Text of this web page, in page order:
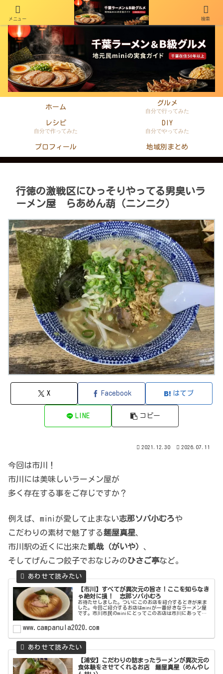
千葉在住50年以上のminiがラーメン・町中華・B級グルメを本音レビュー
ホーム
グルメ
自分で行ってみた
レシピ
自分で作ってみた
DIY
自分でやってみた
プロフィール 地域別まとめ
行徳の激戦区にひっそりやってる男臭いラ
ーメン屋 らあめん葫（ニンニク）
X Facebook はてブ
LINE コピー
2021.12.30 2026.07.11
今回は市川！
市川には美味しいラーメン屋が
多く存在する事をご存じですか？
例えば、miniが愛して止まない志那ソバ小むろや
こだわりの素材で魅了する麺屋真星、
市川駅の近くに出来た凱哉（がいや） 、
そしてげんこつ餃子でおなじみのひさご亭など。
【市川】すべてが異次元の旨さ！ここを知らなき
ゃ絶対に損！ 志那ソバ小むろ
お待たせしました。ついにこのお店を紹介するときが来ま
した。今回ご紹介するお店はminiが一番好きなラーメン屋
です。市川市民のminiにとってこのお店は市川にあって本
店です。それが 志那ソバ...
www.campanula2020.com
【浦安】こだわりの詰まったラーメンが異次元の
食体験をさせてくれるお店 麺屋真星（めんやし
メニュー 検索